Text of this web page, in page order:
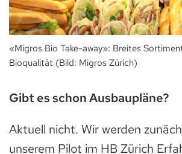
«Migros Bio Take-away»: Breites
Bioqualität (Bild: Migros Zürich)
Gibt es schon Ausbaupläne?
Aktuell nicht. Wir werden
unserem Pilot im HB Zürich